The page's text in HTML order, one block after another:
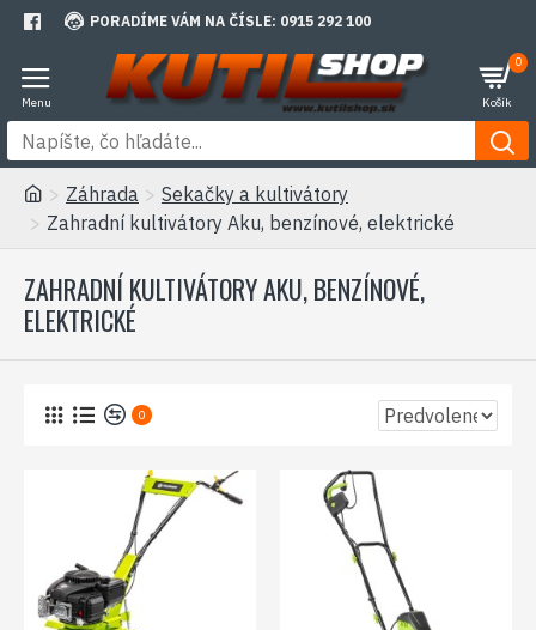
PORADÍME VÁM NA ČÍSLE: 0915 292 100
0
Záhrada
Sekačky a kultivátory
Zahradní kultivátory Aku, benzínové, elektrické
ZAHRADNÍ KULTIVÁTORY AKU, BENZÍNOVÉ,
ELEKTRICKÉ
0